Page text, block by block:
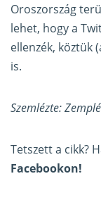
Oroszország
lehet, hogy a
ellenzék, köztük
is.
Szemlézte:
Tetszett a cikk?
Facebookon!